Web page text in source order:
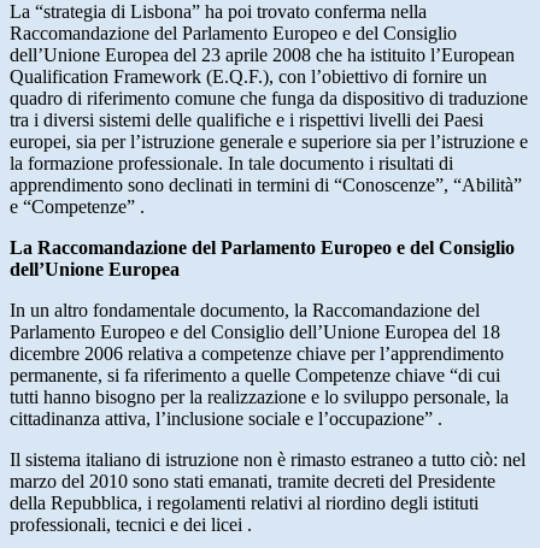
La “strategia di Lisbona” ha poi trovato conferma nella
Raccomandazione del Parlamento Europeo e del Consiglio
dell’Unione Europea del 23 aprile 2008 che ha istituito l’European
Qualification Framework (E.Q.F.), con l’obiettivo di fornire un
quadro di riferimento comune che funga da dispositivo di traduzione
tra i diversi sistemi delle qualifiche e i rispettivi livelli dei Paesi
europei, sia per l’istruzione generale e superiore sia per l’istruzione e
la formazione professionale. In tale documento i risultati di
apprendimento sono declinati in termini di “Conoscenze”, “Abilità”
e “Competenze” .
La Raccomandazione del Parlamento Europeo e del Consiglio
dell’Unione Europea
In un altro fondamentale documento, la Raccomandazione del
Parlamento Europeo e del Consiglio dell’Unione Europea del 18
dicembre 2006 relativa a competenze chiave per l’apprendimento
permanente, si fa riferimento a quelle Competenze chiave “di cui
tutti hanno bisogno per la realizzazione e lo sviluppo personale, la
cittadinanza attiva, l’inclusione sociale e l’occupazione” .
Il sistema italiano di istruzione non è rimasto estraneo a tutto ciò: nel
marzo del 2010 sono stati emanati, tramite decreti del Presidente
della Repubblica, i regolamenti relativi al riordino degli istituti
professionali, tecnici e dei licei .